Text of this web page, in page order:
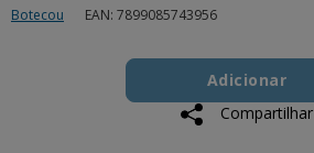
Botecou EAN: 7899085743956
to
cart
Product
ActionsAdicionar
Compartilhar